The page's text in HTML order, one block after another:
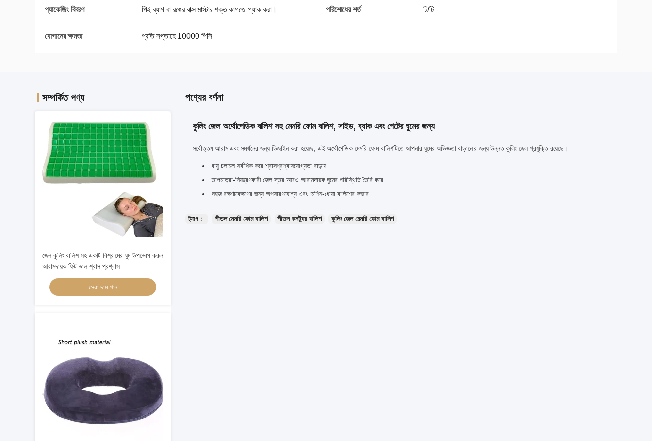
প্যাকেজিং বিবরণ পিই ব্যাগ বা রঙের বাক্স মাস্টার শক্ত কাগজে প্যাক করা। পরিশোধের শর্ত টি/টি
যোগানের ক্ষমতা প্রতি সপ্তাহে 10000 পিসি
সম্পর্কিত পণ্য
জেল কুলিং বালিশ সহ একটি বিশ্রামের ঘুম উপভোগ করুন
আরামদায়ক ফিট ভাল শ্বাস প্রশ্বাস
সেরা দাম পান
পণ্যের বর্ণনা
কুলিং জেল অর্থোপেডিক বালিশ সহ মেমরি ফোম বালিশ, সাইড, ব্যাক এবং পেটের ঘুমের জন্য
সর্বোত্তম আরাম এবং সমর্থনের জন্য ডিজাইন করা হয়েছে, এই অর্থোপেডিক মেমরি ফোম বালিশটিতে আপনার ঘুমের অভিজ্ঞতা বাড়ানোর জন্য উন্নত কুলিং জেল প্রযুক্তি রয়েছে।
বায়ু চলাচল সর্বাধিক করে শ্বাসপ্রশ্বাসযোগ্যতা বাড়ায়
তাপমাত্রা-নিয়ন্ত্রণকারী জেল স্তর আরও আরামদায়ক ঘুমের পরিস্থিতি তৈরি করে
সহজ রক্ষণাবেক্ষণের জন্য অপসারণযোগ্য এবং মেশিন-ধোয়া বালিশের কভার
ট্যাগ： শীতল মেমরি ফোম বালিশ শীতল কনট্যুর বালিশ কুলিং জেল মেমরি ফোম বালিশ